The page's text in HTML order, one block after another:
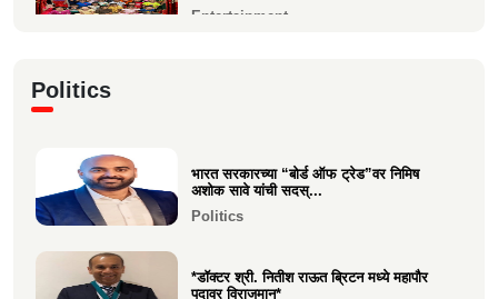
Entertainment
नीरज चुरी निर्मित“साबर बोंडं” – अनेक
आंतरराष्ट्रीय पुरस्कारा...
Entertainment
Politics
भारत सरकारच्या “बोर्ड ऑफ ट्रेड”वर निमिष
अशोक सावे यांची सदस्...
Politics
*डॉक्टर श्री. नितीश राऊत ब्रिटन मध्ये महापौर
पदावर विराजमान*